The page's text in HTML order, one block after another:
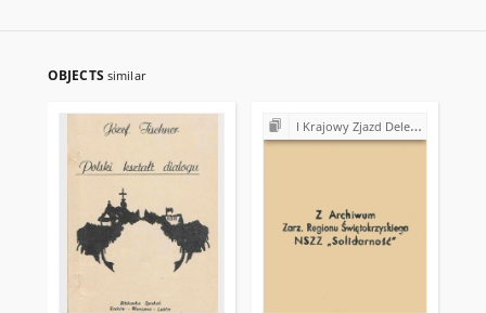
OBJECTS similar
I Krajowy Zjazd Delegatów NSZZ "Solidarność" (1981)